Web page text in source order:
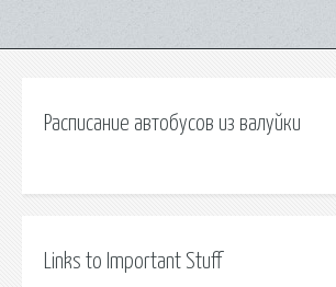
Расписание автобусов из валуйки
Links to Important Stuff